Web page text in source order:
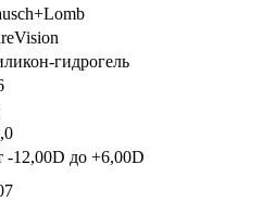
гидрогель
-12,00D до +6,00D